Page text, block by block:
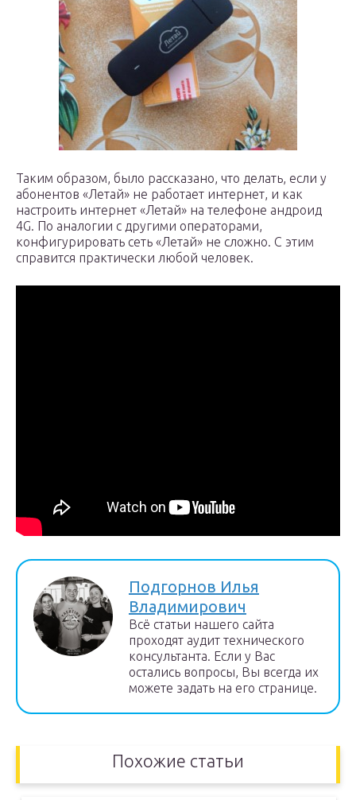
Таким образом, было рассказано, что делать, если у
абонентов «Летай» не работает интернет, и как
настроить интернет «Летай» на телефоне андроид
4G. По аналогии с другими операторами,
конфигурировать сеть «Летай» не сложно. С этим
справится практически любой человек.
Подгорнов Илья
Владимирович
Всё статьи нашего сайта
проходят аудит технического
консультанта. Если у Вас
остались вопросы, Вы всегда их
можете задать на его странице.
Похожие статьи